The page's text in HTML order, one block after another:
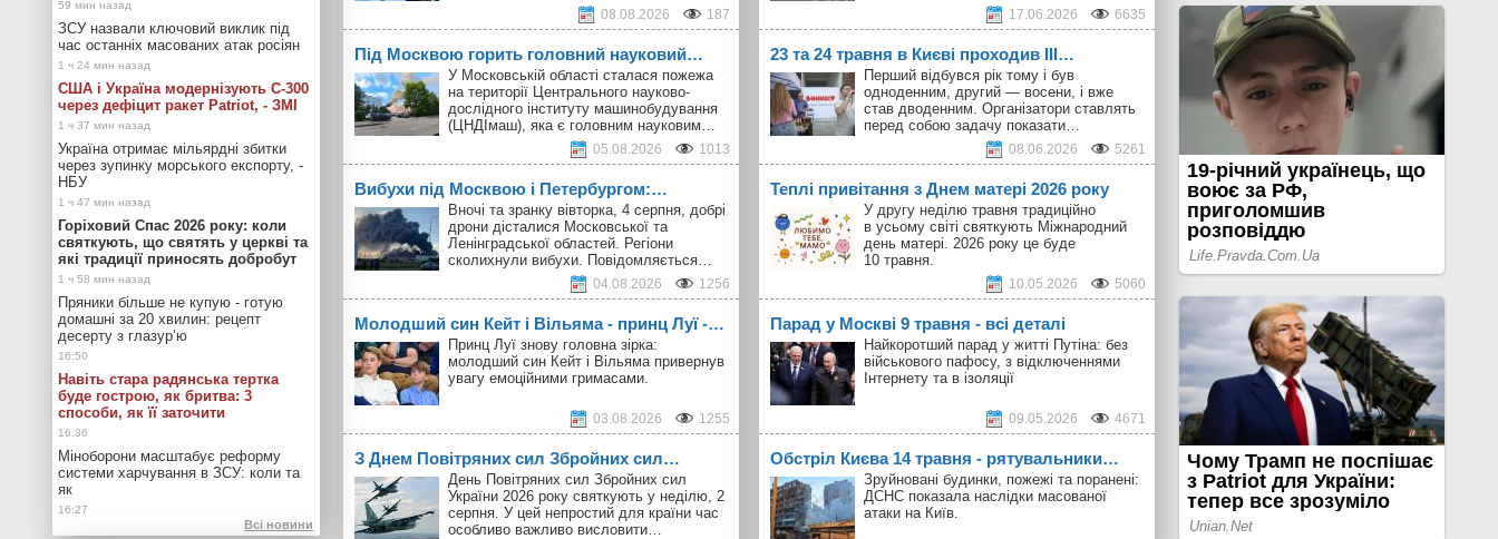
08.08.2026 187
Під Москвою горить головний науковий…
У Московській області сталася пожежа
на території Центрального науково-
дослідного інституту машинобудування
(ЦНДІмаш), яка є головним науковим…
05.08.2026 1013
Вибухи під Москвою і Петербургом:…
Вночі та зранку вівторка, 4 серпня, добрі
дрони дісталися Московської та
Ленінградської областей. Регіони
сколихнули вибухи. Повідомляється…
04.08.2026 1256
Молодший син Кейт і Вільяма - принц Луї -…
Принц Луї знову головна зірка:
молодший син Кейт і Вільяма привернув
увагу емоційними гримасами.
03.08.2026 1255
З Днем Повітряних сил Збройних сил…
День Повітряних сил Збройних сил
України 2026 року святкують у неділю, 2
серпня. У цей непростий для країни час
особливо важливо висловити…
17.06.2026 6635
23 та 24 травня в Києві проходив III…
Перший відбувся рік тому і був
одноденним, другий — восени, і вже
став дводенним. Організатори ставлять
перед собою задачу показати…
08.06.2026 5261
Теплі привітання з Днем матері 2026 року
У другу неділю травня традиційно
в усьому світі святкують Міжнародний
день матері. 2026 року це буде
10 травня.
10.05.2026 5060
Парад у Москві 9 травня - всі деталі
Найкоротший парад у житті Путіна: без
військового пафосу, з відключеннями
Інтернету та в ізоляції
09.05.2026 4671
Обстріл Києва 14 травня - рятувальники…
Зруйновані будинки, пожежі та поранені:
ДСНС показала наслідки масованої
атаки на Київ.
ЗСУ назвали ключовий виклик під
час останніх масованих атак росіян
США і Україна модернізують С-300
через дефіцит ракет Patriot, - ЗМІ
Україна отримає мільярдні збитки
через зупинку морського експорту, -
НБУ
Горіховий Спас 2026 року: коли
святкують, що святять у церкві та
які традиції приносять добробут
Пряники більше не купую - готую
домашні за 20 хвилин: рецепт
десерту з глазур’ю
Навіть стара радянська тертка
буде гострою, як бритва: 3
способи, як її заточити
Міноборони масштабує реформу
системи харчування в ЗСУ: коли та
як
Всі новини